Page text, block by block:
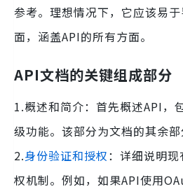
参考。理想情况下，它应该易
面，涵盖API的所有方面。
API文档的关键组成部分
1.概述和简介：首先概述API，
级功能。该部分为文档的其余部
2.身份验证和授权：详细说明
权机制。例如，如果API使用